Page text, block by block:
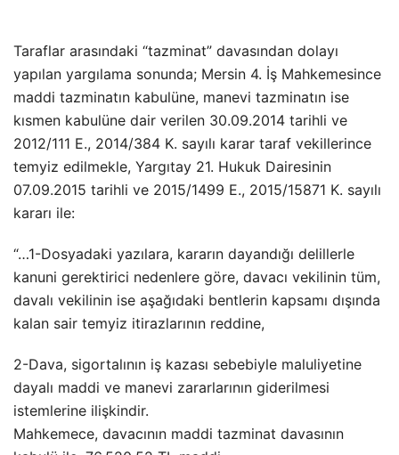
Taraflar arasındaki “tazminat” davasından dolayı
yapılan yargılama sonunda; Mersin 4. İş Mahkemesince
maddi tazminatın kabulüne, manevi tazminatın ise
kısmen kabulüne dair verilen 30.09.2014 tarihli ve
2012/111 E., 2014/384 K. sayılı karar taraf vekillerince
temyiz edilmekle, Yargıtay 21. Hukuk Dairesinin
07.09.2015 tarihli ve 2015/1499 E., 2015/15871 K. sayılı
kararı ile:
“…1-Dosyadaki yazılara, kararın dayandığı delillerle
kanuni gerektirici nedenlere göre, davacı vekilinin tüm,
davalı vekilinin ise aşağıdaki bentlerin kapsamı dışında
kalan sair temyiz itirazlarının reddine,
2-Dava, sigortalının iş kazası sebebiyle maluliyetine
dayalı maddi ve manevi zararlarının giderilmesi
istemlerine ilişkindir.
Mahkemece, davacının maddi tazminat davasının